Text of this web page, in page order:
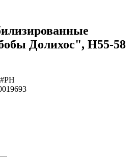
Долихос", H55-58